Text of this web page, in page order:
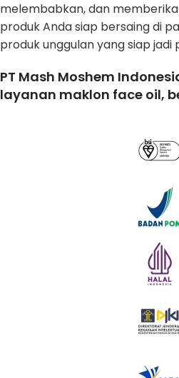
melembabkan, dan
produk Anda siap bersaing di
produk unggulan yang siap
PT Mash Moshem
layanan maklon face oil,